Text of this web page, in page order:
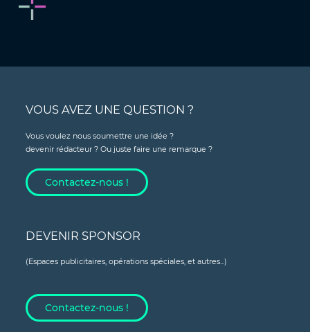
VOUS AVEZ UNE QUESTION ?
Vous voulez nous soumettre une idée ?
devenir rédacteur ? Ou juste faire une remarque ?
Contactez-nous !
DEVENIR SPONSOR
(Espaces publicitaires, opérations spéciales, et autres...)
Contactez-nous !